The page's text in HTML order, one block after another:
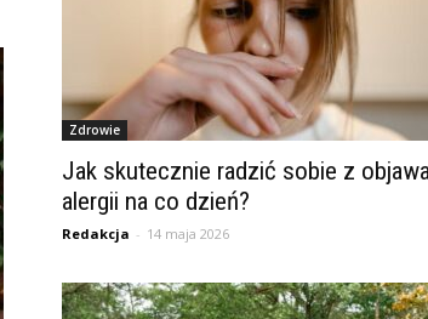
Zdrowie
Jak skutecznie radzić sobie z
alergii na co dzień?
Redakcja - 14 maja 2026